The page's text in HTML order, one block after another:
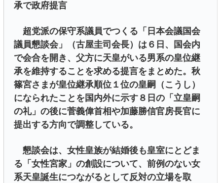
承で政府提言
超党派の保守系議員でつくる「日本会議国会
議員懇談会」（古屋圭司会長）は６日、国会内
で会合を開き、父方に天皇がいる男系の皇位継
承を維持することを求める提言をまとめた。秋
篠宮さまが皇位継承順位１位の皇嗣（こうし）
になられたことを国内外に示す８日の「立皇嗣
の礼」の後に菅義偉首相や加藤勝信官房長官に
提出する方向で調整している。
懇談会は、女性皇族が結婚後も皇室にとどま
る「女性宮家」の創設について、前例のない女
系天皇誕生につながるとして反対の立場を取